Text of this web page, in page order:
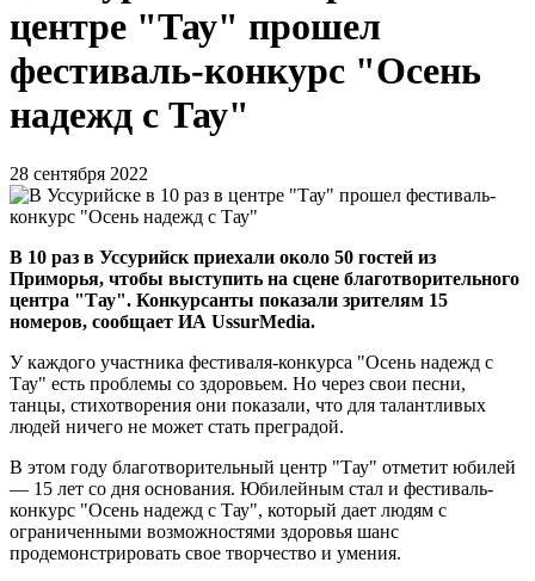
центре "Тау" прошел
фестиваль-конкурс "Осень
надежд с Тау"
28 сентября 2022
В 10 раз в Уссурийск приехали около 50 гостей из
Приморья, чтобы выступить на сцене благотворительного
центра "Тау". Конкурсанты показали зрителям 15
номеров, сообщает ИА UssurMedia.
У каждого участника фестиваля-конкурса "Осень надежд с
Тау" есть проблемы со здоровьем. Но через свои песни,
танцы, стихотворения они показали, что для талантливых
людей ничего не может стать преградой.
В этом году благотворительный центр "Тау" отметит юбилей
— 15 лет со дня основания. Юбилейным стал и фестиваль-
конкурс "Осень надежд с Тау", который дает людям с
ограниченными возможностями здоровья шанс
продемонстрировать свое творчество и умения.